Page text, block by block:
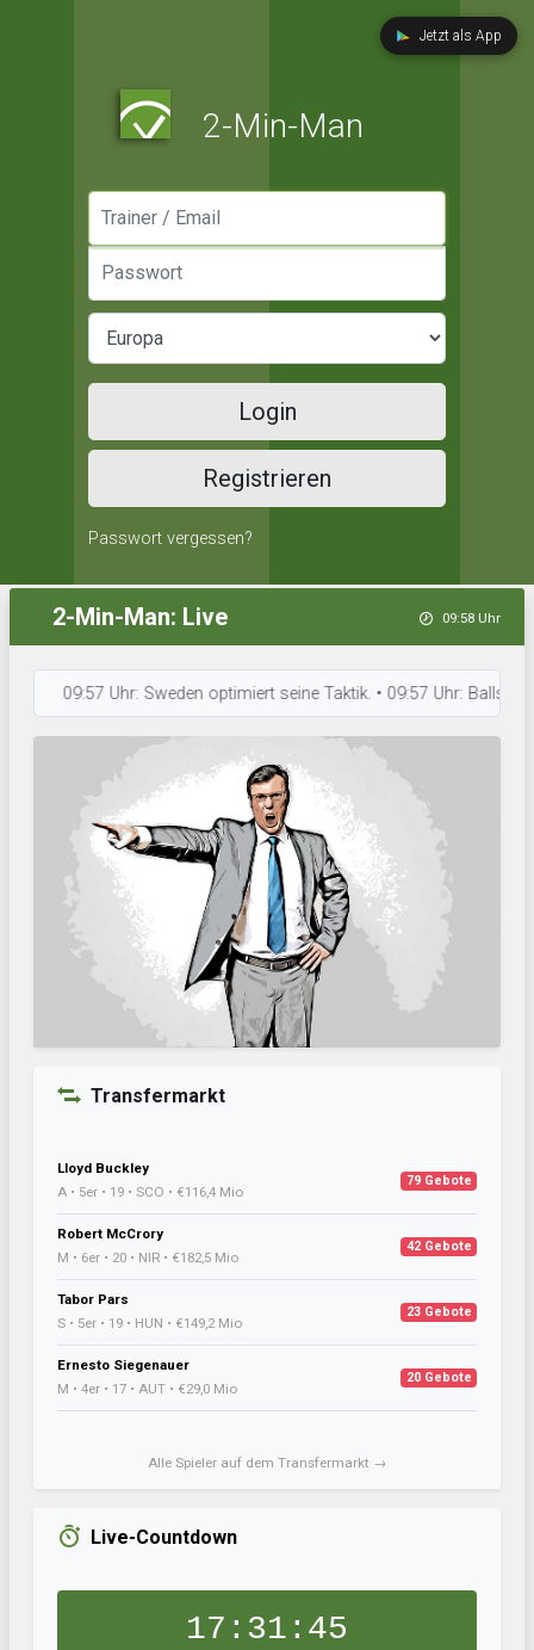
Jetzt als App
2-Min-Man
Login
Registrieren
Passwort vergessen?
2-Min-Man: Live 09:58 Uhr
09:57 Uhr: Sweden optimiert seine Taktik. • 09:57 Uhr:
Transfermarkt
Lloyd Buckley
A • 5er • 19 • SCO • €116,4 Mio
79 Gebote
Robert McCrory
M • 6er • 20 • NIR • €182,5 Mio
42 Gebote
Tabor Pars
S • 5er • 19 • HUN • €149,2 Mio
23 Gebote
Ernesto Siegenauer
M • 4er • 17 • AUT • €29,0 Mio
20 Gebote
Alle Spieler auf dem Transfermarkt →
Live-Countdown
17:31:44